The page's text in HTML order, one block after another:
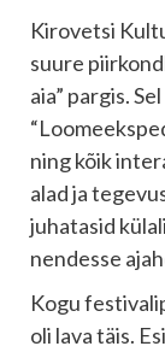
Kirovetsi
suure
aia” pargis.
ning kõik
alad ja
juhatasid
nendesse
Kogu
oli lava täis.